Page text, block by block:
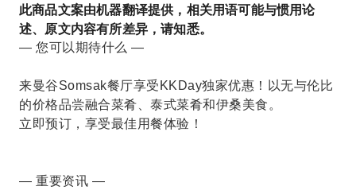
此商品文案由机器翻译提供，相关用语可能与惯用论
述、原文内容有所差异，请知悉。
— 您可以期待什么 —
来曼谷Somsak餐厅享受KKDay独家优惠！以无与伦比
的价格品尝融合菜肴、泰式菜肴和伊桑美食。
立即预订，享受最佳用餐体验！
— 重要资讯 —